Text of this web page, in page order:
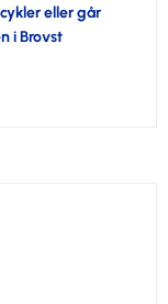
eller går
i Brovst